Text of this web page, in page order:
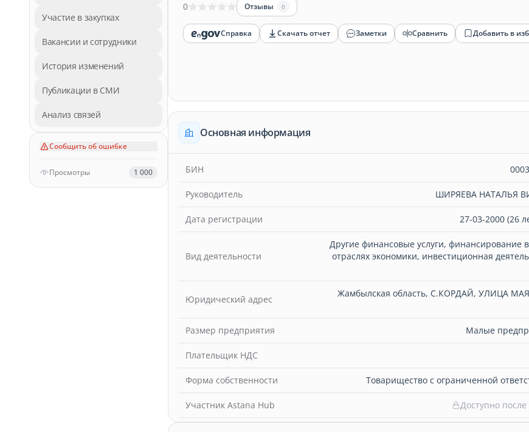
Участие в закупках
Вакансии и сотрудники
История изменений
Публикации в СМИ
Анализ связей
Сообщить об ошибке
Просмотры 1 000
0 Отзывы 0
Справка Скачать отчет Заметки Сравнить Добавить в
Основная информация
БИН
Руководитель ШИРЯЕВА НАТАЛЬЯ
Дата регистрации 27-03-2000 (26
Вид деятельности
Другие финансовые услуги, финансирование
отраслях экономики, инвестиционная
Юридический адрес
Жамбылская область, С.КОРДАЙ, УЛИЦА
Размер предприятия Малые
Плательщик НДС
Форма собственности Товарищество с ограниченной
Участник Astana Hub Доступно после